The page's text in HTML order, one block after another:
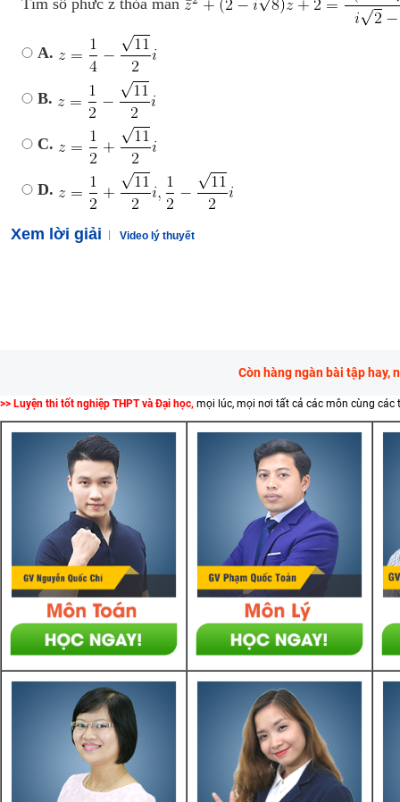
Tìm số phức z thỏa mãn
A.
B.
C.
D.
Xem lời giải Video lý thuyết
Còn hàng ngàn bài tập hay,
>> Luyện thi tốt nghiệp THPT và Đại học, mọi lúc, mọi nơi tất cả các môn cùng các